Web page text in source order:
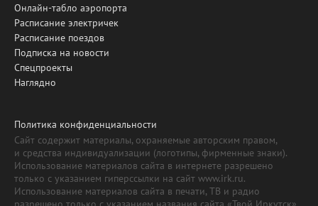
Онлайн-табло аэропорта
Расписание электричек
Расписание поездов
Подписка на новости
Спецпроекты
Наглядно
Политика конфиденциальности
Сайт содержит материалы, охраняемые авторским правом,
и средства индивидуализации (логотипы, фирменные знаки).
Использование материалов сайта в интернете разрешено
только с указанием гиперссылки на сайт www.irk.ru.
Использование материалов сайта в печати, ТВ и радио